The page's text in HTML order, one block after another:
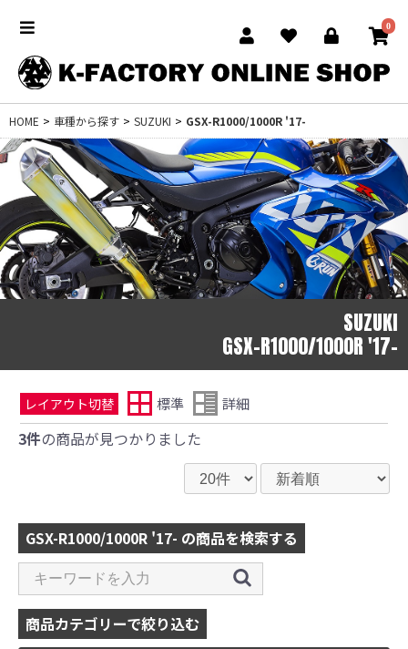
0
HOME > 車種から探す > SUZUKI > GSX-R1000/1000R '17-
SUZUKI
GSX-R1000/1000R '17-
レイアウト切替 標準 詳細
3件の商品が見つかりました
GSX-R1000/1000R '17- の商品を検索する
商品カテゴリーで絞り込む